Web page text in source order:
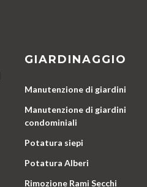
GIARDINAGGIO
Manutenzione di giardini
Manutenzione di giardini
condominiali
Potatura siepi
Potatura Alberi
Rimozione Rami Secchi